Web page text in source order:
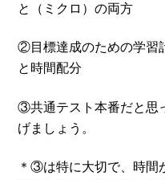
と（ミクロ）の両方
②目標達成のための学習
と時間配分
③共通テスト本番だと思
げましょう。
＊③は特に大切で、時間